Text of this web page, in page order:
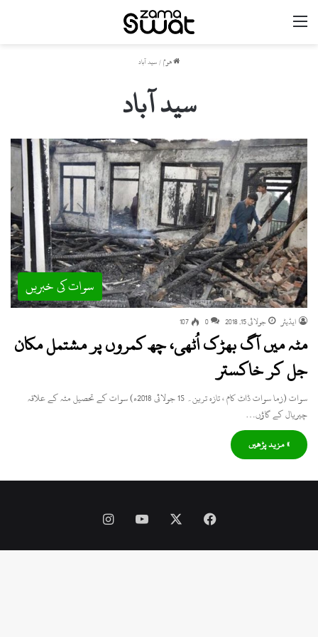
ھوم/سید آباد
سید آباد
سوات کی خبریں
ایڈیٹر جولائی 15, 2018 0
107
مٹہ میں آگ بھڑک اُٹھی، چھ کمروں پر مشتمل مکان
جل کر خاکستر
سوات (زما سوات ڈاٹ کام ، تازہ ترین۔ 15 جولائی 2018ء) سوات کے تحصیل مٹہ کے علاقہ
چپریال کے گاؤں…
» مزید پڑھیں
Facebook
YouTube